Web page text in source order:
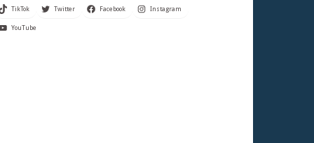
TikTok Twitter Facebook Instagram
YouTube